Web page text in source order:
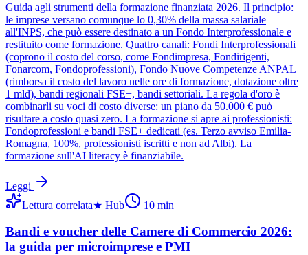
Guida agli strumenti della formazione finanziata 2026. Il principio:
le imprese versano comunque lo 0,30% della massa salariale
all'INPS, che può essere destinato a un Fondo Interprofessionale e
restituito come formazione. Quattro canali: Fondi Interprofessionali
(coprono il costo del corso, come Fondimpresa, Fondirigenti,
Fonarcom, Fondoprofessioni), Fondo Nuove Competenze ANPAL
(rimborsa il costo del lavoro nelle ore di formazione, dotazione oltre
1 mld), bandi regionali FSE+, bandi settoriali. La regola d'oro è
combinarli su voci di costo diverse: un piano da 50.000 € può
risultare a costo quasi zero. La formazione si apre ai professionisti:
Fondoprofessioni e bandi FSE+ dedicati (es. Terzo avviso Emilia-
Romagna, 100%, professionisti iscritti e non ad Albi). La
formazione sull'AI literacy è finanziabile.
Leggi
Lettura correlata★ Hub 10 min
Bandi e voucher delle Camere di Commercio 2026:
la guida per microimprese e PMI